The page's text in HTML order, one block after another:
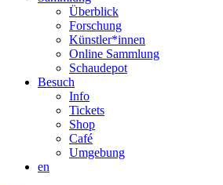
Überblick
Forschung
Künstler*innen
Online Sammlung
Schaudepot
Besuch
Info
Tickets
Shop
Café
Umgebung
en